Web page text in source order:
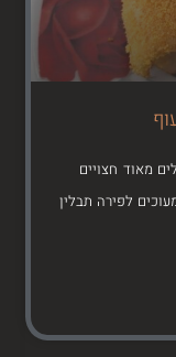
2 בצלים גדולים מאוד חצויים
ומעוכים לפירה תבלין